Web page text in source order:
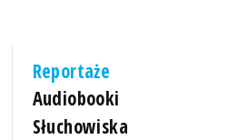
Reportaże
Audiobooki
Słuchowiska